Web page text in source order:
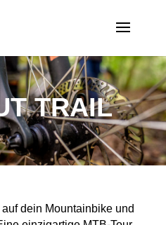
TRAIL
dein Mountainbike und